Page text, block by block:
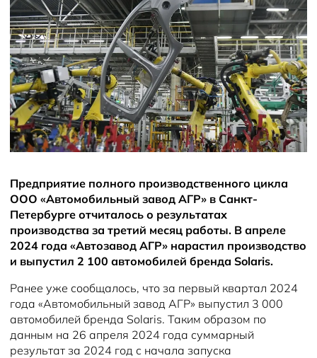
Предприятие полного производственного цикла
ООО «Автомобильный завод АГР» в Санкт-
Петербурге отчиталось о результатах
производства за третий месяц работы. В апреле
2024 года «Автозавод АГР» нарастил производство
и выпустил 2 100 автомобилей бренда Solaris.
Ранее уже сообщалось, что за первый квартал 2024
года «Автомобильный завод АГР» выпустил 3 000
автомобилей бренда Solaris. Таким образом по
данным на 26 апреля 2024 года суммарный
результат за 2024 год с начала запуска